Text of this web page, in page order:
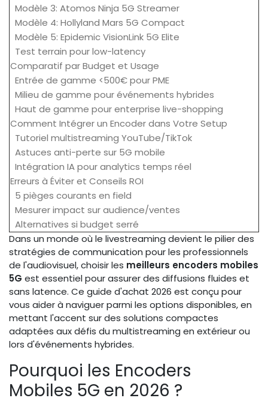
Modèle 3: Atomos Ninja 5G Streamer
Modèle 4: Hollyland Mars 5G Compact
Modèle 5: Epidemic VisionLink 5G Elite
Test terrain pour low-latency
Comparatif par Budget et Usage
Entrée de gamme <500€ pour PME
Milieu de gamme pour événements hybrides
Haut de gamme pour enterprise live-shopping
Comment Intégrer un Encoder dans Votre Setup
Tutoriel multistreaming YouTube/TikTok
Astuces anti-perte sur 5G mobile
Intégration IA pour analytics temps réel
Erreurs à Éviter et Conseils ROI
5 pièges courants en field
Mesurer impact sur audience/ventes
Alternatives si budget serré
Dans un monde où le livestreaming devient le pilier des
stratégies de communication pour les professionnels
de l'audiovisuel, choisir les meilleurs encoders mobiles
5G est essentiel pour assurer des diffusions fluides et
sans latence. Ce guide d'achat 2026 est conçu pour
vous aider à naviguer parmi les options disponibles, en
mettant l'accent sur des solutions compactes
adaptées aux défis du multistreaming en extérieur ou
lors d'événements hybrides.
Pourquoi les Encoders
Mobiles 5G en 2026 ?